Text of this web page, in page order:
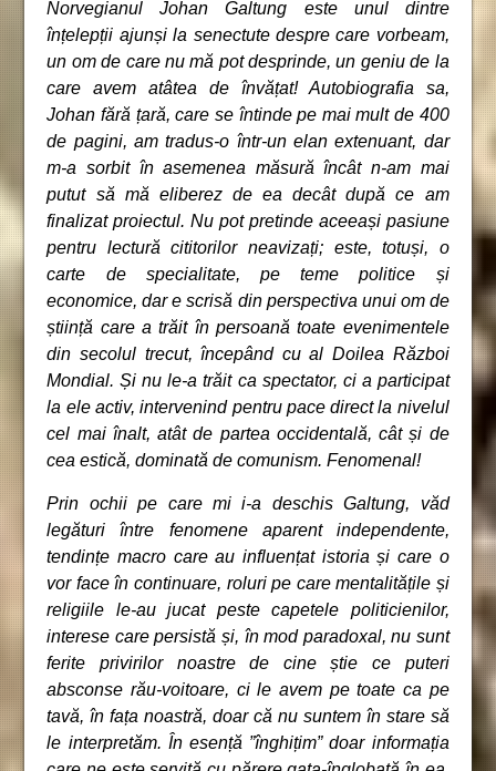
Norvegianul Johan Galtung este unul dintre
înțelepții ajunși la senectute despre care vorbeam,
un om de care nu mă pot desprinde, un geniu de la
care avem atâtea de învățat! Autobiografia sa,
Johan fără țară, care se întinde pe mai mult de 400
de pagini, am tradus-o într-un elan extenuant, dar
m-a sorbit în asemenea măsură încât n-am mai
putut să mă eliberez de ea decât după ce am
finalizat proiectul. Nu pot pretinde aceeași pasiune
pentru lectură cititorilor neavizați; este, totuși, o
carte de specialitate, pe teme politice și
economice, dar e scrisă din perspectiva unui om de
știință care a trăit în persoană toate evenimentele
din secolul trecut, începând cu al Doilea Război
Mondial. Și nu le-a trăit ca spectator, ci a participat
la ele activ, intervenind pentru pace direct la nivelul
cel mai înalt, atât de partea occidentală, cât și de
cea estică, dominată de comunism. Fenomenal!
Prin ochii pe care mi i-a deschis Galtung, văd
legături între fenomene aparent independente,
tendințe macro care au influențat istoria și care o
vor face în continuare, roluri pe care mentalitățile și
religiile le-au jucat peste capetele politicienilor,
interese care persistă și, în mod paradoxal, nu sunt
ferite privirilor noastre de cine știe ce puteri
absconse rău-voitoare, ci le avem pe toate ca pe
tavă, în fața noastră, doar că nu suntem în stare să
le interpretăm. În esență ”înghițim” doar informația